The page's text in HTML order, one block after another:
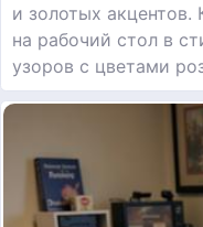
и золотых
на рабочий стол в
узоров с цветами